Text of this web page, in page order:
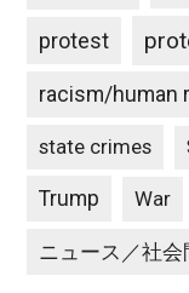
protest
racism/human
state crimes
Trump War
ニュース／社会